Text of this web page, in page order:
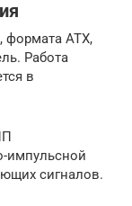
формата ATX,
Работа
в
импульсной
сигналов.